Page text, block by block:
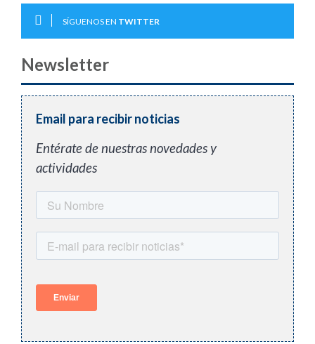
SÍGUENOS EN TWITTER
Newsletter
Email para recibir noticias
Entérate de nuestras novedades y
actividades